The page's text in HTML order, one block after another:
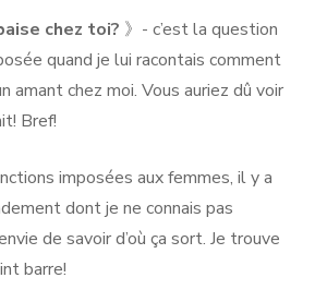
chez toi? 》- c’est la question
quand je lui racontais comment
amant chez moi. Vous auriez dû voir
Bref!
imposées aux femmes, il y a
dont je ne connais pas
envie de savoir d’où ça sort. Je trouve
barre!